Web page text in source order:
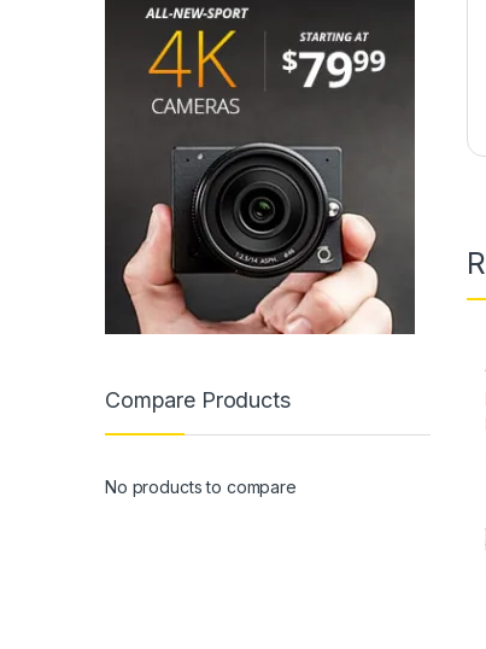
Compare Products
No products to compare